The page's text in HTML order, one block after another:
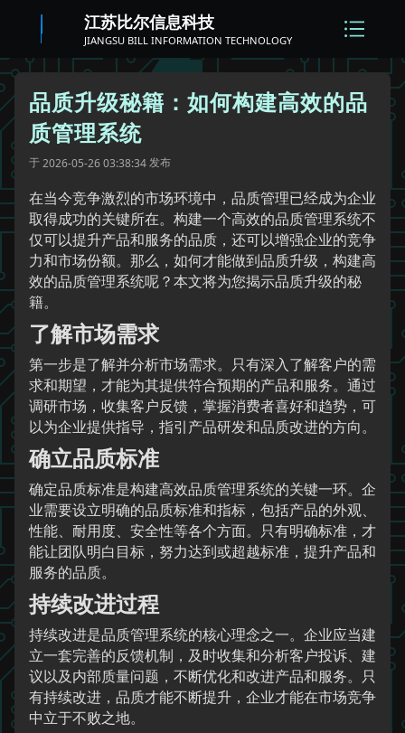
江苏比尔信息科技
JIANGSU BILL INFORMATION TECHNOLOGY
品质升级秘籍：如何构建高效的品
质管理系统
于2026-05-26 03:38:34发布
在当今竞争激烈的市场环境中，品质管理已经成为企业
取得成功的关键所在。构建一个高效的品质管理系统不
仅可以提升产品和服务的品质，还可以增强企业的竞争
力和市场份额。那么，如何才能做到品质升级，构建高
效的品质管理系统呢？本文将为您揭示品质升级的秘
籍。
了解市场需求
第一步是了解并分析市场需求。只有深入了解客户的需
求和期望，才能为其提供符合预期的产品和服务。通过
调研市场，收集客户反馈，掌握消费者喜好和趋势，可
以为企业提供指导，指引产品研发和品质改进的方向。
确立品质标准
确定品质标准是构建高效品质管理系统的关键一环。企
业需要设立明确的品质标准和指标，包括产品的外观、
性能、耐用度、安全性等各个方面。只有明确标准，才
能让团队明白目标，努力达到或超越标准，提升产品和
服务的品质。
持续改进过程
持续改进是品质管理系统的核心理念之一。企业应当建
立一套完善的反馈机制，及时收集和分析客户投诉、建
议以及内部质量问题，不断优化和改进产品和服务。只
有持续改进，品质才能不断提升，企业才能在市场竞争
中立于不败之地。